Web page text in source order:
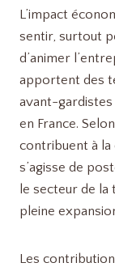
L’impact
sentir, surtout
d’animer
apportent des
avant-gardistes
en France.
contribuent à la
s’agisse de
le secteur de
pleine
Les